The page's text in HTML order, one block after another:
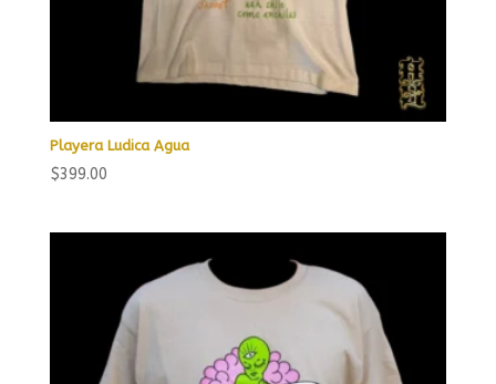
Playera Ludica Agua
$399.00